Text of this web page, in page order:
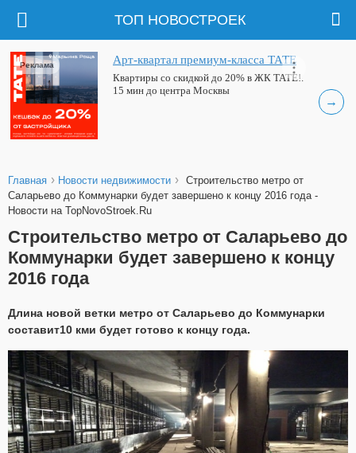
ТОП НОВОСТРОЕК
→
Арт-квартал премиум-класса ТАТЕ
Квартиры со скидкой до 20% в ЖК ТАТЕ!.
15 мин до центра Москвы
Реклама
Главная › Новости недвижимости › Строительство метро от
Саларьево до Коммунарки будет завершено к концу 2016 года -
Новости на TopNovoStroek.Ru
Строительство метро от Саларьево до
Коммунарки будет завершено к концу
2016 года
Длина новой ветки метро от Саларьево до Коммунарки
составит10 кми будет готово к концу года.